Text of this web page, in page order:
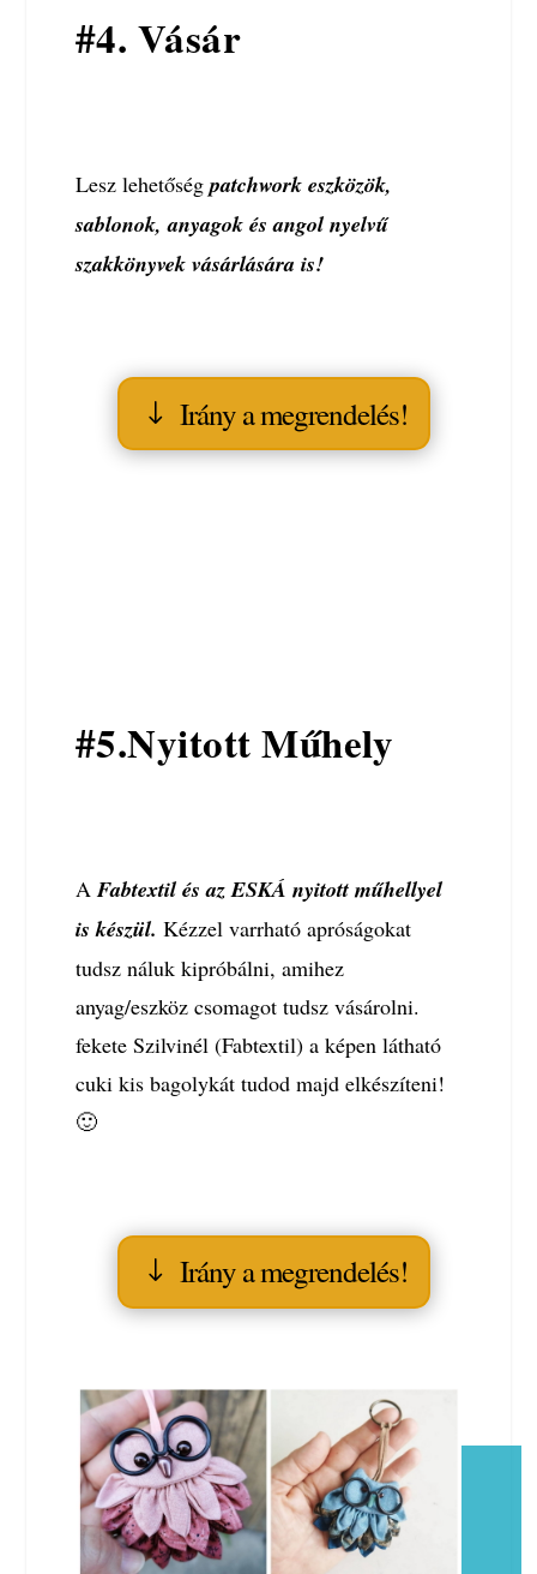
#4. Vásár
Lesz lehetőségpatchwork eszközök,
sablonok, anyagok és angol nyelvű
szakkönyvek vásárlására is!
Irány a megrendelés!
#5.Nyitott Műhely
AFabtextil és az ESKÁ nyitott műhellyel
is készül. Kézzel varrható apróságokat
tudsz náluk kipróbálni, amihez
anyag/eszköz csomagot tudsz vásárolni.
fekete Szilvinél (Fabtextil) a képen látható
cuki kis bagolykát tudod majd elkészíteni!
🙂
Irány a megrendelés!